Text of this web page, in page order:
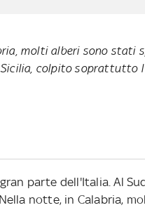
molti alberi sono stati
Sicilia, colpito soprattutto
parte dell'Italia. Al
notte, in Calabria,